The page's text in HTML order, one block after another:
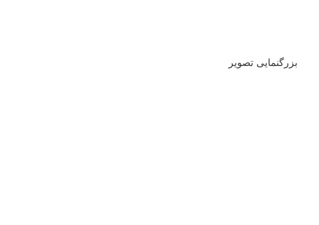
بزرگنمایی تصویر